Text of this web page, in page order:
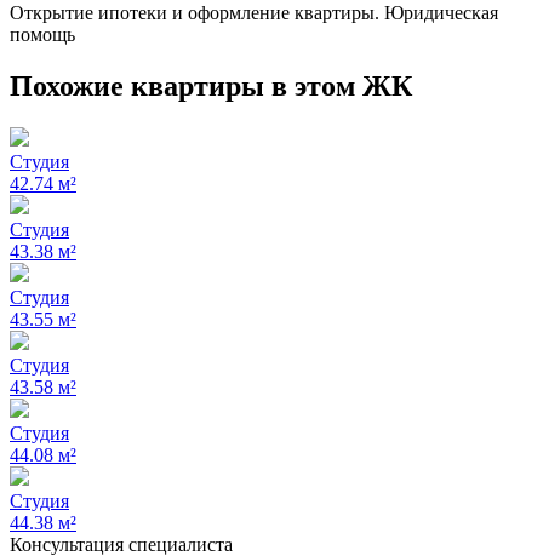
Открытие ипотеки и оформление квартиры. Юридическая
помощь
Похожие квартиры в этом ЖК
Студия
42.74 м²
Студия
43.38 м²
Студия
43.55 м²
Студия
43.58 м²
Студия
44.08 м²
Студия
44.38 м²
Консультация специалиста